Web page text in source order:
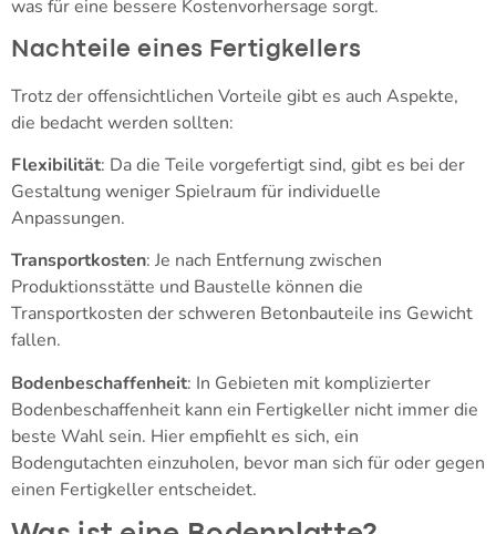
was für eine bessere Kostenvorhersage sorgt.
Nachteile eines Fertigkellers
Trotz der offensichtlichen Vorteile gibt es auch Aspekte,
die bedacht werden sollten:
Flexibilität: Da die Teile vorgefertigt sind, gibt es bei der
Gestaltung weniger Spielraum für individuelle
Anpassungen.
Transportkosten: Je nach Entfernung zwischen
Produktionsstätte und Baustelle können die
Transportkosten der schweren Betonbauteile ins Gewicht
fallen.
Bodenbeschaffenheit: In Gebieten mit komplizierter
Bodenbeschaffenheit kann ein Fertigkeller nicht immer die
beste Wahl sein. Hier empfiehlt es sich, ein
Bodengutachten einzuholen, bevor man sich für oder gegen
einen Fertigkeller entscheidet.